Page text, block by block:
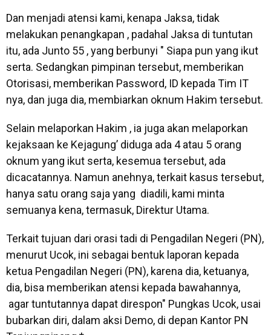
Dan menjadi atensi kami, kenapa Jaksa, tidak
melakukan penangkapan , padahal Jaksa di tuntutan
itu, ada Junto 55 , yang berbunyi " Siapa pun yang ikut
serta. Sedangkan pimpinan tersebut, memberikan
Otorisasi, memberikan Password, ID kepada Tim IT
nya, dan juga dia, membiarkan oknum Hakim tersebut.
Selain melaporkan Hakim , ia juga akan melaporkan
kejaksaan ke Kejagung’ diduga ada 4 atau 5 orang
oknum yang ikut serta, kesemua tersebut, ada
dicacatannya. Namun anehnya, terkait kasus tersebut,
hanya satu orang saja yang diadili, kami minta
semuanya kena, termasuk, Direktur Utama.
Terkait tujuan dari orasi tadi di Pengadilan Negeri (PN),
menurut Ucok, ini sebagai bentuk laporan kepada
ketua Pengadilan Negeri (PN), karena dia, ketuanya,
dia, bisa memberikan atensi kepada bawahannya,
agar tuntutannya dapat direspon" Pungkas Ucok, usai
bubarkan diri, dalam aksi Demo, di depan Kantor PN